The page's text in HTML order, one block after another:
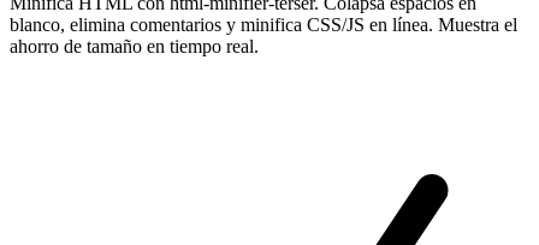
blanco, elimina comentarios y minifica CSS/JS en línea. Muestra el
ahorro de tamaño en tiempo real.